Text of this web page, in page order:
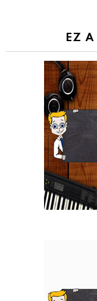
EZ